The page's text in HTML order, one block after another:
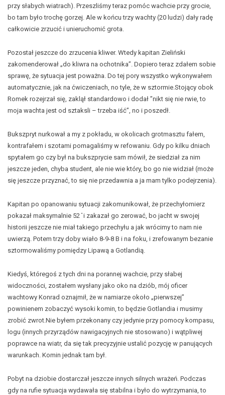
przy słabych wiatrach). Przeszliśmy teraz pomóc wachcie przy grocie,
bo tam było trochę gorzej. Ale w końcu trzy wachty (20 ludzi) dały radę
całkowicie zrzucić i unieruchomić grota.
Pozostał jeszcze do zrzucenia kliwer. Wtedy kapitan Zieliński
zakomenderował „do kliwra na ochotnika”. Dopiero teraz zdałem sobie
sprawę, że sytuacja jest poważna. Do tej pory wszystko wykonywałem
automatycznie, jak na ćwiczeniach, no tyle, że w sztormie.Stojący obok
Romek rozejrzał się, zaklął standardowo i dodał ”nikt się nie rwie, to
moja wachta jest od sztaksli – trzeba iść”, no i poszedł.
Bukszpryt nurkował a my z pokładu, w okolicach grotmasztu fałem,
kontrafałem i szotami pomagaliśmy w refowaniu. Gdy po kilku dniach
spytałem go czy był na bukszprycie sam mówił, że siedział za nim
jeszcze jeden, chyba student, ale nie wie który, bo go nie widział (może
się jeszcze przyznać, to się nie przedawnia a ja mam tylko podejrzenia).
Kapitan po opanowaniu sytuacji zakomunikował, że przechyłomierz
pokazał maksymalnie 52 ̊ i zakazał go zerować, bo jacht w swojej
historii jeszcze nie miał takiego przechyłu a jak wrócimy to nam nie
uwierzą. Potem trzy doby wiało 8-9-8 B i na foku, i zrefowanym bezanie
sztormowaliśmy pomiędzy Lipawą a Gotlandią.
Kiedyś, któregoś z tych dni na porannej wachcie, przy słabej
widoczności, zostałem wysłany jako oko na dziób, mój oficer
wachtowy Konrad oznajmił, że w namiarze około „pierwszej”
powinienem zobaczyć wysoki komin, to będzie Gotlandia i musimy
zrobić zwrot.Nie byłem przekonany czy jedynie przy pomocy kompasu,
logu (innych przyrządów nawigacyjnych nie stosowano) i wątpliwej
poprawce na wiatr, da się tak precyzyjnie ustalić pozycję w panujących
warunkach. Komin jednak tam był.
Pobyt na dziobie dostarczał jeszcze innych silnych wrażeń. Podczas
gdy na rufie sytuacja wydawała się stabilna i było do wytrzymania, to